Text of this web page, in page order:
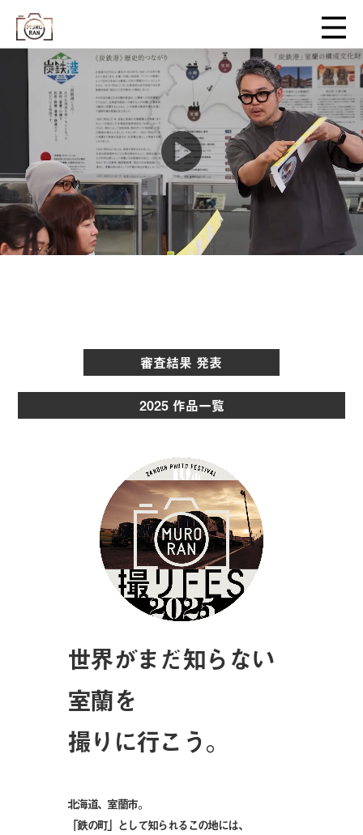
審査結果 発表
2025 作品一覧
世界がまだ知らない
室蘭を
撮りに行こう。
北海道、室蘭市。
「鉄の町」として知られるこの地には、